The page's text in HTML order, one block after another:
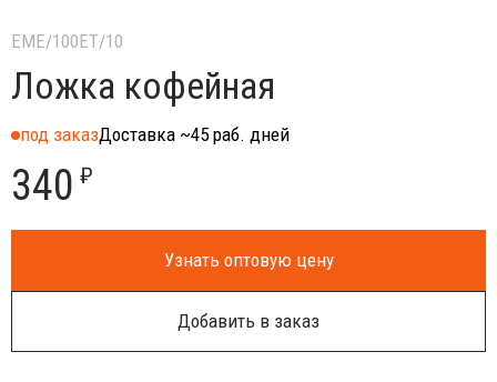
EME/100ET/10
Ложка кофейная
под заказДоставка ~45 раб. дней
340 ₽
Узнать оптовую цену
Добавить в заказ